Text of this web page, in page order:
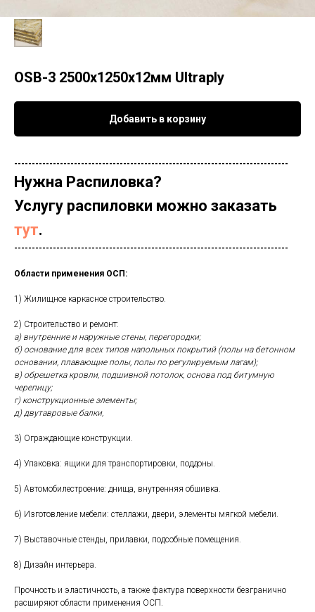
OSB-3 2500x1250х12мм Ultraply
Добавить в корзину
------------------------------------------------------------------------------
Нужна Распиловка?
Услугу распиловки можно заказать
тут.
------------------------------------------------------------------------------
Области применения ОСП:
1) Жилищное каркасное строительство.
2) Строительство и ремонт:
а) внутренние и наружные стены, перегородки;
б) основание для всех типов напольных покрытий (полы на бетонном
основании, плавающие полы, полы по регулируемым лагам);
в) обрешетка кровли, подшивной потолок, основа под битумную
черепицу;
г) конструкционные элементы;
д) двутавровые балки,
3) Ограждающие конструкции.
4) Упаковка: ящики для транспортировки, поддоны.
5) Автомобилестроение: днища, внутренняя обшивка.
6) Изготовление мебели: стеллажи, двери, элементы мягкой мебели.
7) Выставочные стенды, прилавки, подсобные помещения.
8) Дизайн интерьера.
Прочность и эластичность, а также фактура поверхности безгранично
расширяют области применения ОСП.